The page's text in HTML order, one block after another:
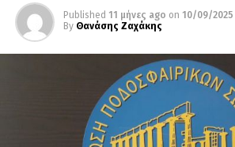
Published 11 μήνες ago on 10/09/2025
By Θανάσης Ζαχάκης